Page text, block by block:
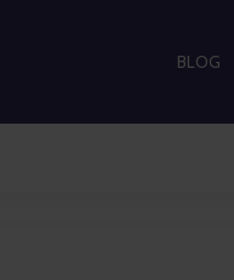
BLOG